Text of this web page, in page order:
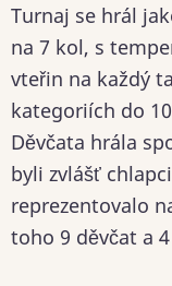
Turnaj se hrál
na 7 kol, s
vteřin na každý
kategoriích do
Děvčata hrála
byli zvlášť
reprezentovalo
toho 9 děvčat a